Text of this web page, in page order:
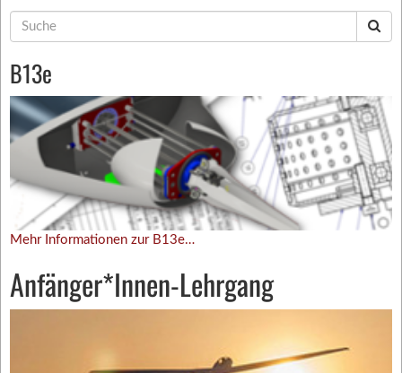
Suche
nach:
B13e
Mehr Informationen zur B13e…
Anfänger*Innen-Lehrgang